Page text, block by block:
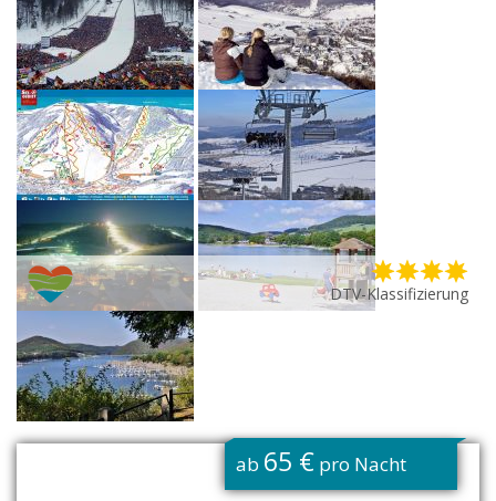
DTV-Klassifizierung
ab 65 € pro Nacht